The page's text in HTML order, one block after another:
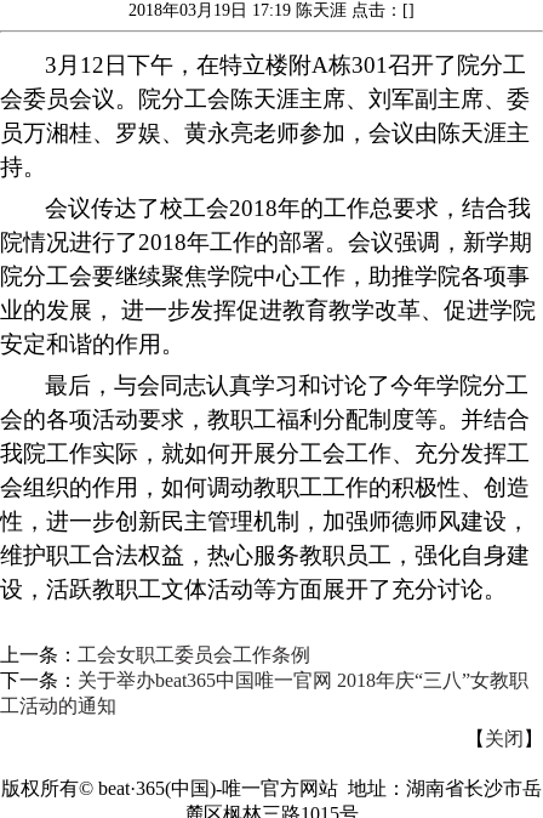
2018年03月19日 17:19 陈天涯 点击：[]
3月12日下午，在特立楼附A栋301召开了院分工
会委员会议。院分工会陈天涯主席、刘军副主席、委
员万湘桂、罗娱、黄永亮老师参加，会议由陈天涯主
持。
会议传达了校工会2018年的工作总要求，结合我
院情况进行了2018年工作的部署。会议强调，新学期
院分工会要继续聚焦学院中心工作，助推学院各项事
业的发展， 进一步发挥促进教育教学改革、促进学院
安定和谐的作用。
最后，与会同志认真学习和讨论了今年学院分工
会的各项活动要求，教职工福利分配制度等。并结合
我院工作实际，就如何开展分工会工作、充分发挥工
会组织的作用，如何调动教职工工作的积极性、创造
性，进一步创新民主管理机制，加强师德师风建设，
维护职工合法权益，热心服务教职员工，强化自身建
设，活跃教职工文体活动等方面展开了充分讨论。
上一条： 工会女职工委员会工作条例
下一条： 关于举办beat365中国唯一官网 2018年庆“三八”女教职
工活动的通知
【 关闭 】
版权所有© beat·365(中国)-唯一官方网站 地址：湖南省长沙市岳